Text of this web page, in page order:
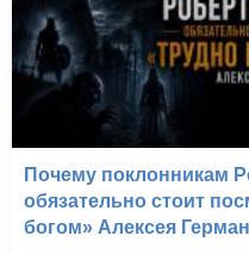
Почему поклонникам
обязательно стоит
богом» Алексея